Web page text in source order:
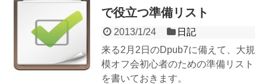
で役立つ準備リスト
2013/1/24
日記
来る2月2日のDpub7に備えて、大規
模オフ会初心者のための準備リスト
を書いておきます。